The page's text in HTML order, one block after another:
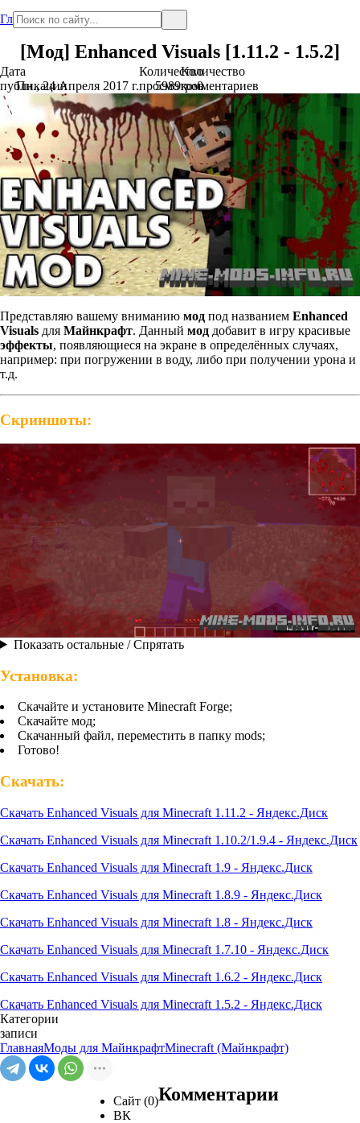
Главная
[Мод] Enhanced Visuals [1.11.2 - 1.5.2]
Дата
публикации
Пн., 24 Апреля 2017 г.
Количество
просмотров
5989
Количество
комментариев
0
Представляю вашему вниманию мод под названием Enhanced
Visuals для Майнкрафт. Данный мод добавит в игру красивые
эффекты, появляющиеся на экране в определённых случаях,
например: при погружении в воду, либо при получении урона и
т.д.
Скриншоты:
Показать остальные / Спрятать
Установка:
Скачайте и установите Minecraft Forge;
Скачайте мод;
Скачанный файл, переместить в папку mods;
Готово!
Скачать:
Скачать Enhanced Visuals для Minecraft 1.11.2 - Яндекс.Диск
Скачать Enhanced Visuals для Minecraft 1.10.2/1.9.4 - Яндекс.Диск
Скачать Enhanced Visuals для Minecraft 1.9 - Яндекс.Диск
Скачать Enhanced Visuals для Minecraft 1.8.9 - Яндекс.Диск
Скачать Enhanced Visuals для Minecraft 1.8 - Яндекс.Диск
Скачать Enhanced Visuals для Minecraft 1.7.10 - Яндекс.Диск
Скачать Enhanced Visuals для Minecraft 1.6.2 - Яндекс.Диск
Скачать Enhanced Visuals для Minecraft 1.5.2 - Яндекс.Диск
Категории
записи
ГлавнаяМоды для МайнкрафтMinecraft (Майнкрафт)
Сайт (0)
ВК
Комментарии